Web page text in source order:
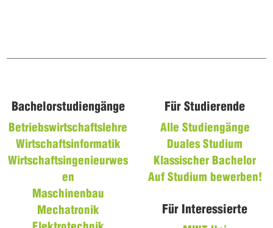
Bachelorstudiengänge
Betriebswirtschaftslehre
Wirtschaftsinformatik
Wirtschaftsingenieurwes
en
Maschinenbau
Mechatronik
Für Studierende
Alle Studiengänge
Duales Studium
Klassischer Bachelor
Auf Studium bewerben!
Für Interessierte